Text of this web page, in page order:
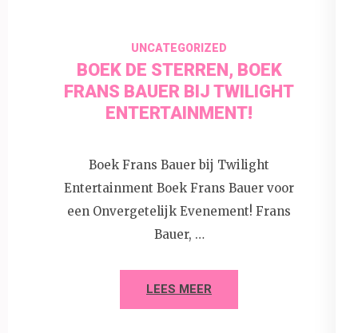
UNCATEGORIZED
BOEK DE STERREN, BOEK
FRANS BAUER BIJ TWILIGHT
ENTERTAINMENT!
Boek Frans Bauer bij Twilight
Entertainment Boek Frans Bauer voor
een Onvergetelijk Evenement! Frans
Bauer, …
LEES MEER